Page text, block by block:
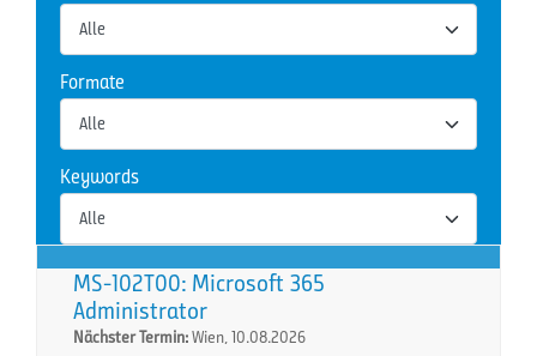
Formate
Keywords
MS-102T00: Microsoft 365
Administrator
Nächster Termin:Wien, 10.08.2026